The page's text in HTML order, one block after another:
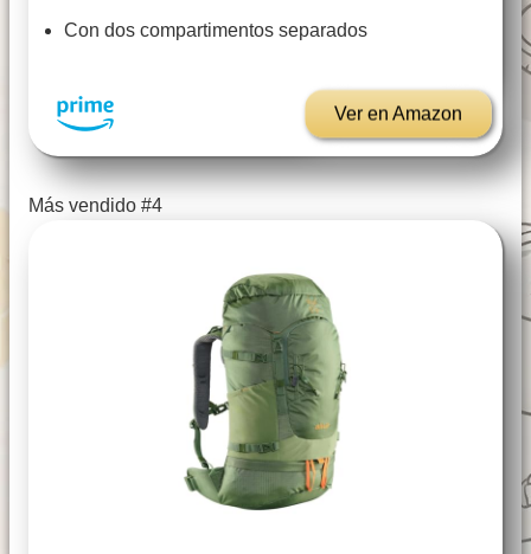
Con dos compartimentos separados
Ver en Amazon
Más vendido #4